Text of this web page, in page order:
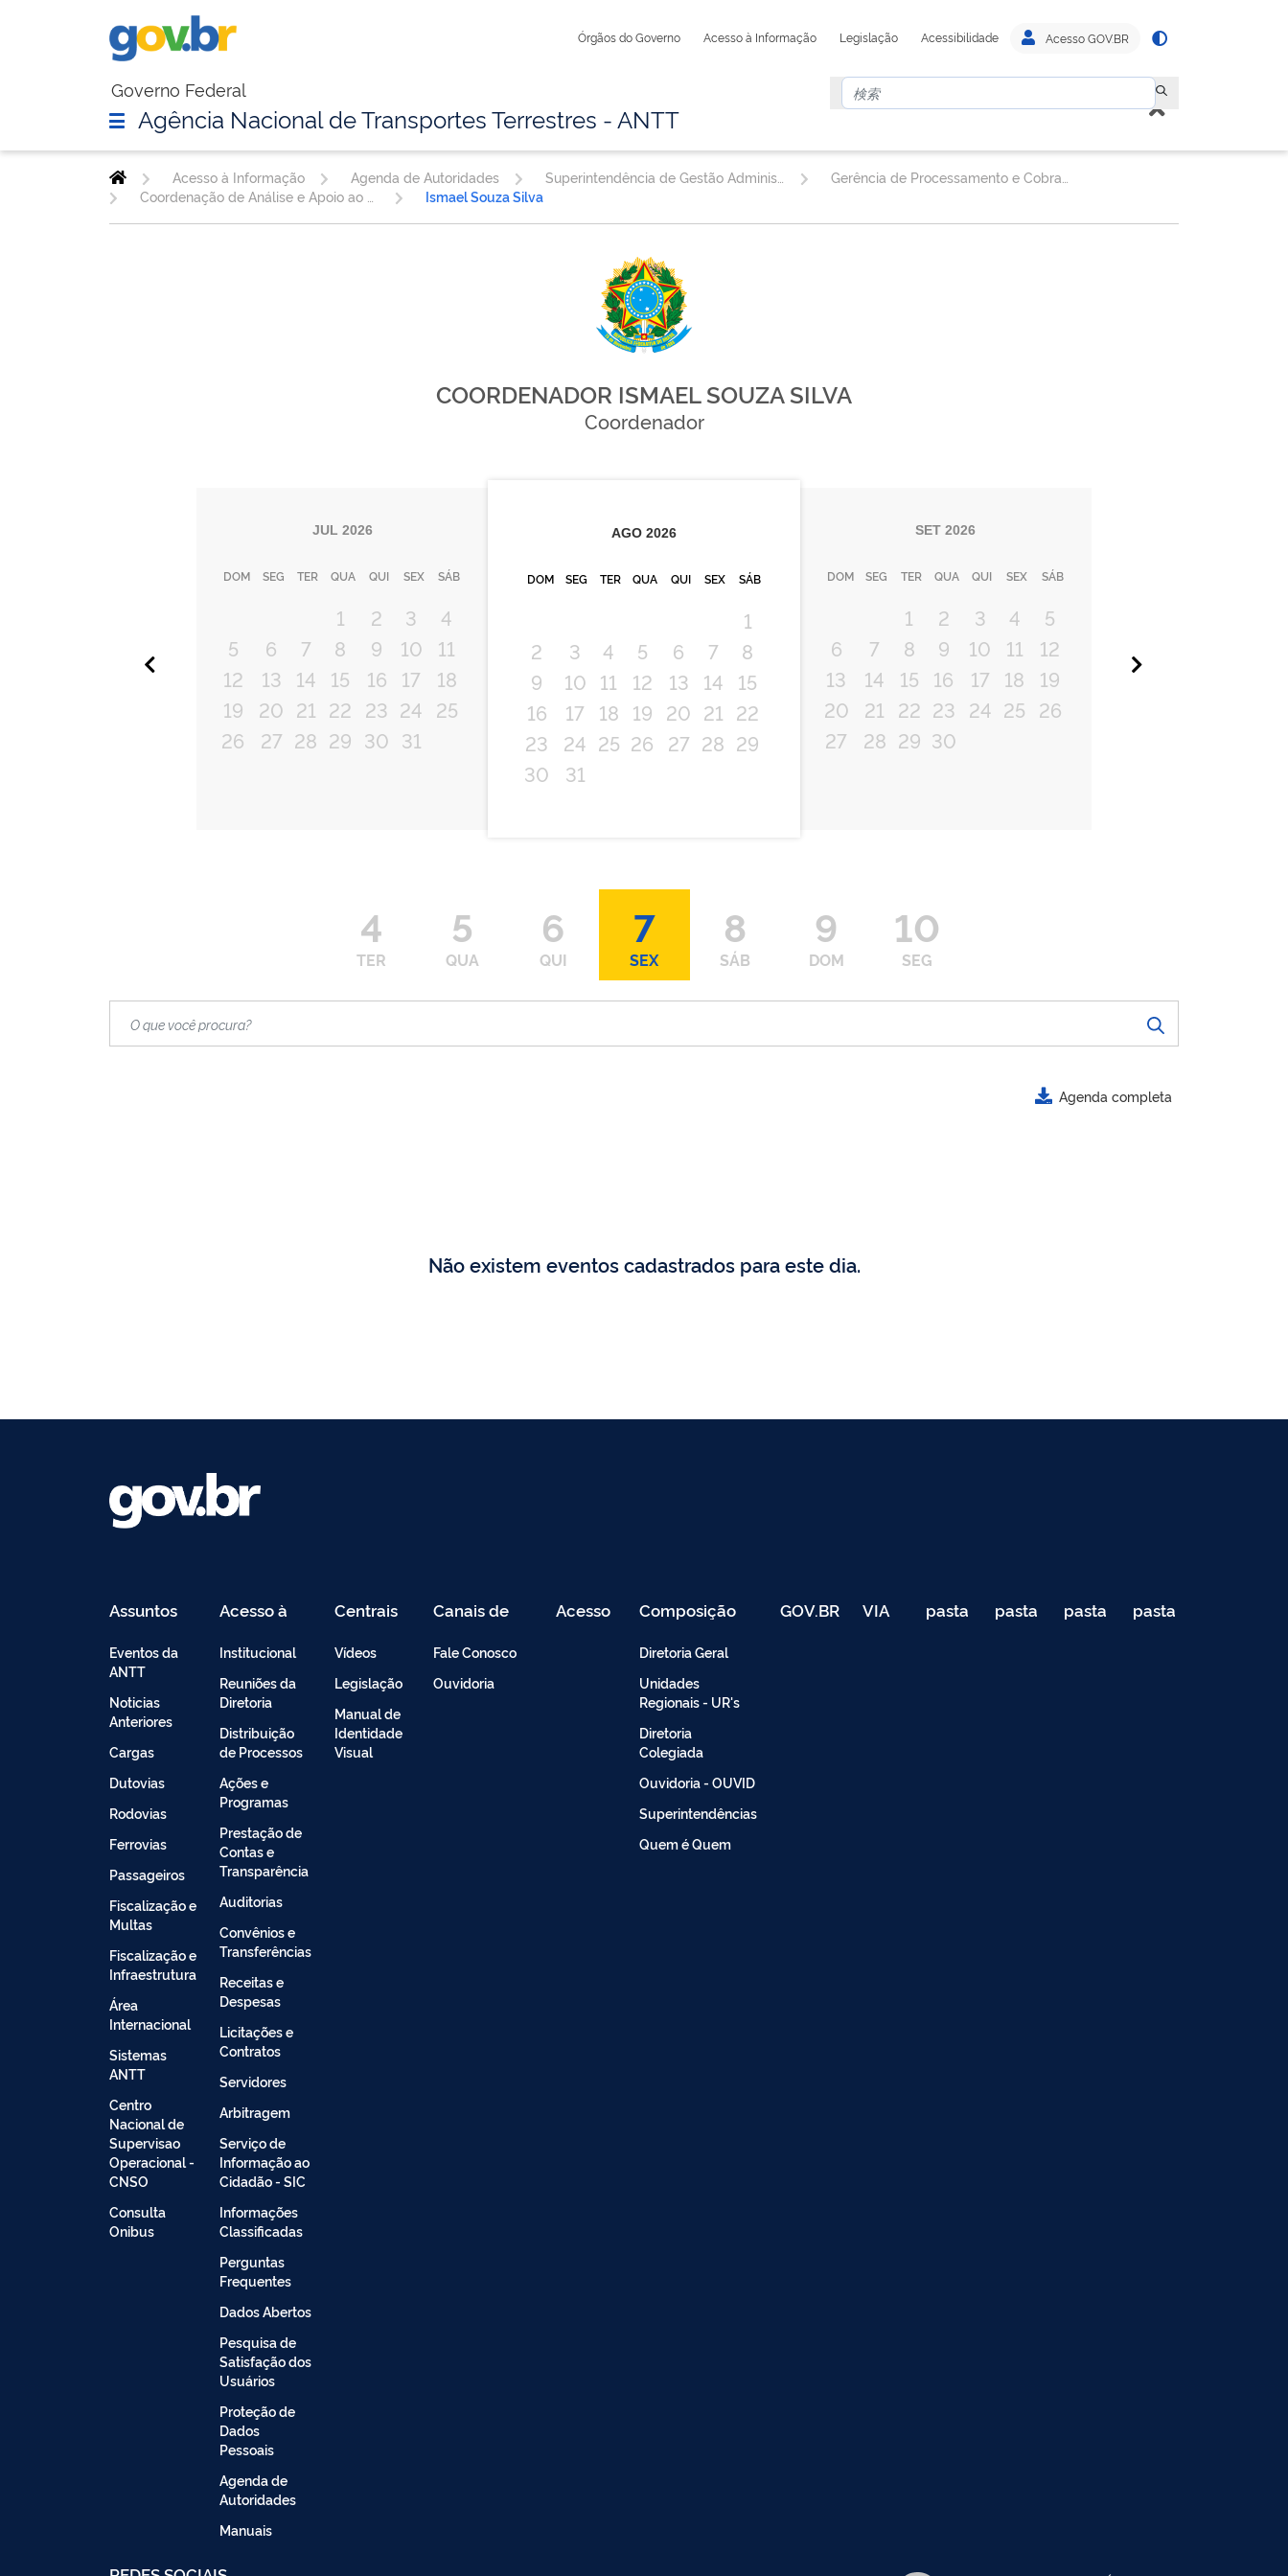
Órgãos do Governo Acesso à Informação Legislação Acessibilidade Acesso GOV.BR
Governo Federal
Agência Nacional de Transportes Terrestres - ANTT
Acesso à Informação Agenda de Autoridades Superintendência de Gestão Administrativa
Ismael Souza Silva
COORDENADOR ISMAEL SOUZA SILVA
Coordenador
JUL 2026
DOM SEG TER QUA QUI SEX SÁB
1 2 3
4
5
6 7 8 9 10
11
12
13 14 15 16 17
18
19
20 21 22 23 24 25
26
27 28 29 30 31
AGO 2026
DOM SEG TER QUA QUI SEX SÁB
1
2
3 4 5 6 7
8
9
10 11 12 13 14
15
16
17 18 19 20 21 22
23
24 25 26 27 28 29
30
31
SET 2026
DOM SEG TER QUA QUI SEX SÁB
1 2 3 4
5
6
7 8 9 10 11
12
13
14 15 16 17 18
19
20
21 22 23 24 25 26
27
28 29 30
4
TER
5
QUA
6
QUI
7
SEX
8
SÁB
9
DOM
10
SEG
Agenda completa
Não existem eventos cadastrados para este dia.
Assuntos
Eventos da
ANTT
Noticias
Anteriores
Cargas
Dutovias
Rodovias
Ferrovias
Passageiros
Fiscalização e
Multas
Fiscalização e
Infraestrutura
Área
Internacional
Sistemas
ANTT
Centro
Nacional de
Supervisao
Operacional -
CNSO
Consulta
Onibus
Acesso à
Informação
Institucional
Reuniões da
Diretoria
Distribuição
de Processos
Ações e
Programas
Prestação de
Contas e
Transparência
Auditorias
Convênios e
Transferências
Receitas e
Despesas
Licitações e
Contratos
Servidores
Arbitragem
Serviço de
Informação ao
Cidadão - SIC
Informações
Classificadas
Perguntas
Frequentes
Dados Abertos
Pesquisa de
Satisfação dos
Usuários
Proteção de
Dados
Pessoais
Agenda de
Autoridades
Manuais
Centrais
de
Vídeos
Legislação
Manual de
Identidade
Visual
Canais de
Atendimento
Fale Conosco
Ouvidoria
Acesso
Restrito
Composição
Diretoria Geral
Unidades
Regionais - UR's
Diretoria
Colegiada
Ouvidoria - OUVID
Superintendências
Quem é Quem
GOV.BR VIA
040
pasta
de
pasta
de
pasta
de
pasta
de